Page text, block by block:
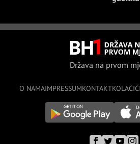
Država na prvom
O NAMAIMPRESSUMKONTAKTKOLAČIĆI